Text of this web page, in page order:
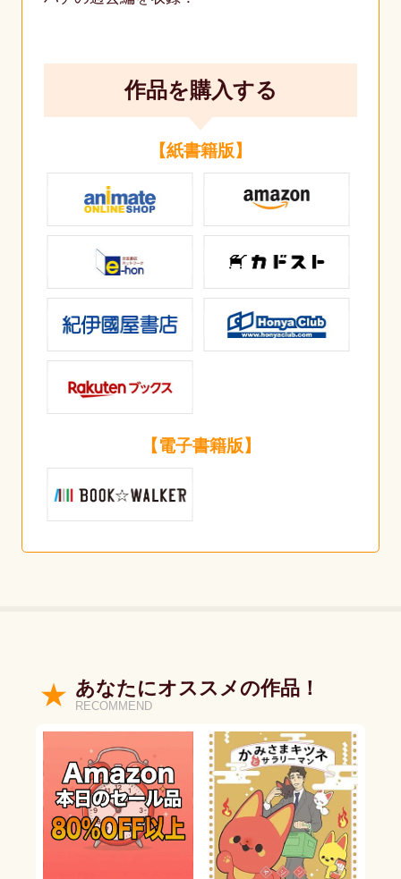
作品を購入する
【紙書籍版】
【電子書籍版】
あなたにオススメの作品！
RECOMMEND